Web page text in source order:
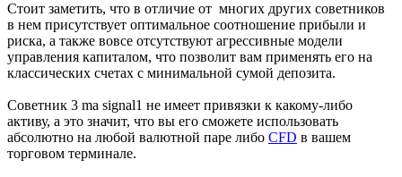
Стоит заметить, что в отличие от многих других советников
в нем присутствует оптимальное соотношение прибыли и
риска, а также вовсе отсутствуют агрессивные модели
управления капиталом, что позволит вам применять его на
классических счетах с минимальной сумой депозита.
Советник 3 ma signal1 не имеет привязки к какому-либо
активу, а это значит, что вы его сможете использовать
абсолютно на любой валютной паре либо CFD в вашем
торговом терминале.